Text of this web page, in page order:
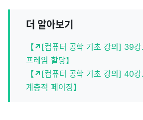
더 알아보기
【↗ [컴퓨터 공학 기초 강의] 39
프레임 할당】
【↗ [컴퓨터 공학 기초 강의] 40
계층적 페이징】